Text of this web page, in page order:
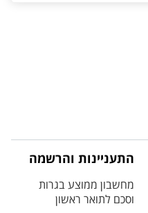
התעניינות והרשמה
מחשבון ממוצע בגרות
וסכם לתואר ראשון